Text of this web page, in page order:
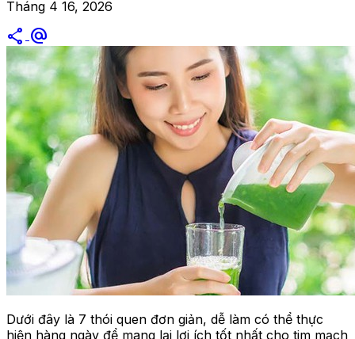
Tháng 4 16, 2026
share alternate_email
Dưới đây là 7 thói quen đơn giản, dễ làm có thể thực
hiện hàng ngày để mang lại lợi ích tốt nhất cho tim mạch